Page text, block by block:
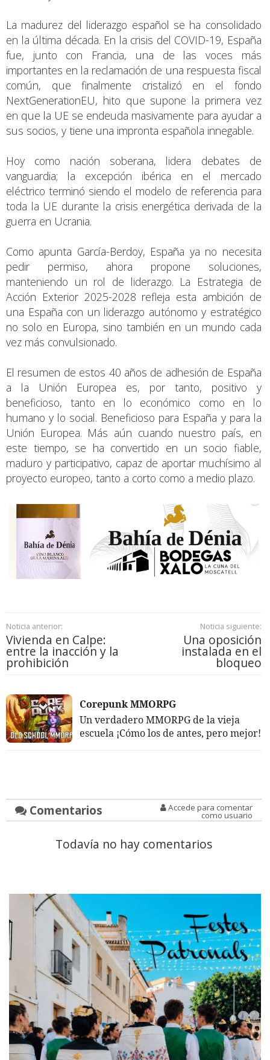
La madurez del liderazgo español se ha consolidado
en la última década. En la crisis del COVID-19, España
fue, junto con Francia, una de las voces más
importantes en la reclamación de una respuesta fiscal
común, que finalmente cristalizó en el fondo
NextGenerationEU, hito que supone la primera vez
en que la UE se endeuda masivamente para ayudar a
sus socios, y tiene una impronta española innegable.
Hoy como nación soberana, lidera debates de
vanguardia; la excepción ibérica en el mercado
eléctrico terminó siendo el modelo de referencia para
toda la UE durante la crisis energética derivada de la
guerra en Ucrania.
Como apunta García-Berdoy, España ya no necesita
pedir permiso, ahora propone soluciones,
manteniendo un rol de liderazgo. La Estrategia de
Acción Exterior 2025-2028 refleja esta ambición de
una España con un liderazgo autónomo y estratégico
no solo en Europa, sino también en un mundo cada
vez más convulsionado.
El resumen de estos 40 años de adhesión de España
a la Unión Europea es, por tanto, positivo y
beneficioso, tanto en lo económico como en lo
humano y lo social. Beneficioso para España y para la
Unión Europea. Más aún cuando nuestro país, en
este tiempo, se ha convertido en un socio fiable,
maduro y participativo, capaz de aportar muchísimo al
proyecto europeo, tanto a corto como a medio plazo.
Noticia anterior:
Vivienda en Calpe:
entre la inacción y la
prohibición
Noticia siguiente:
Una oposición
instalada en el
bloqueo
Corepunk MMORPG
Un verdadero MMORPG de la vieja
escuela ¡Cómo los de antes, pero mejor!
Comentarios Accede para comentar
como usuario
Todavía no hay comentarios